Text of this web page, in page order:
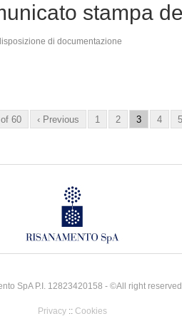
stampa
di documentazione
60 ‹ Previous 1 2 3 4 5
SpA P.I. 12823420158 - ©All right reserved
Privacy:: Cookies